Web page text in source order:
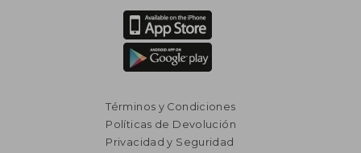
Términos y Condiciones
Políticas de Devolución
Privacidad y Seguridad